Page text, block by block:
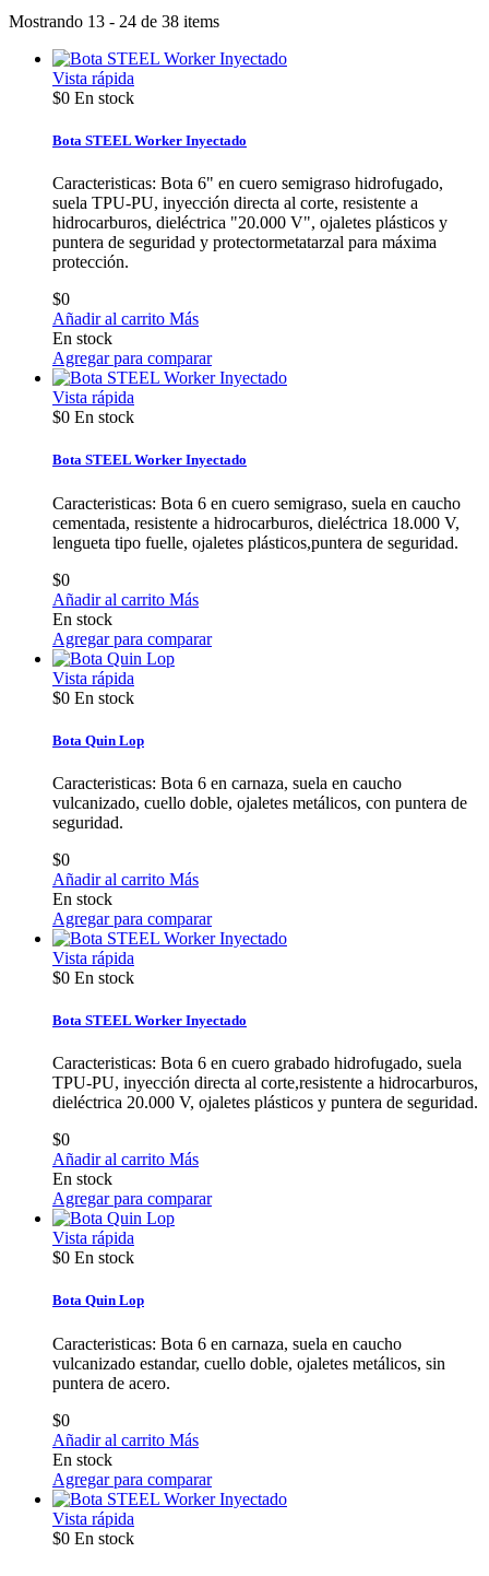
Mostrando 13 - 24 de 38 items
Vista rápida
$0 En stock
Bota STEEL Worker Inyectado
Caracteristicas: Bota 6" en cuero semigraso hidrofugado,
suela TPU-PU, inyección directa al corte, resistente a
hidrocarburos, dieléctrica "20.000 V", ojaletes plásticos y
puntera de seguridad y protectormetatarzal para máxima
protección.
$0
Añadir al carrito Más
En stock
Agregar para comparar
Vista rápida
$0 En stock
Bota STEEL Worker Inyectado
Caracteristicas: Bota 6 en cuero semigraso, suela en caucho
cementada, resistente a hidrocarburos, dieléctrica 18.000 V,
lengueta tipo fuelle, ojaletes plásticos,puntera de seguridad.
$0
Añadir al carrito Más
En stock
Agregar para comparar
Vista rápida
$0 En stock
Bota Quin Lop
Caracteristicas: Bota 6 en carnaza, suela en caucho
vulcanizado, cuello doble, ojaletes metálicos, con puntera de
seguridad.
$0
Añadir al carrito Más
En stock
Agregar para comparar
Vista rápida
$0 En stock
Bota STEEL Worker Inyectado
Caracteristicas: Bota 6 en cuero grabado hidrofugado, suela
TPU-PU, inyección directa al corte,resistente a hidrocarburos,
dieléctrica 20.000 V, ojaletes plásticos y puntera de seguridad.
$0
Añadir al carrito Más
En stock
Agregar para comparar
Vista rápida
$0 En stock
Bota Quin Lop
Caracteristicas: Bota 6 en carnaza, suela en caucho
vulcanizado estandar, cuello doble, ojaletes metálicos, sin
puntera de acero.
$0
Añadir al carrito Más
En stock
Agregar para comparar
Vista rápida
$0 En stock